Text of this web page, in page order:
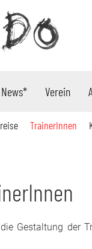
News* Verein
TrainerInnen
Gestaltung der